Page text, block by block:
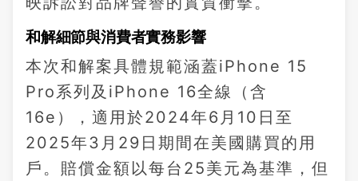
和解細節與消費者實務影響
本次和解案具體規範涵蓋iPhone 15
Pro系列及iPhone 16全線（含
16e），適用於2024年6月10日至
2025年3月29日期間在美國購買的用
戶。賠償金額以每台25美元為基準，但